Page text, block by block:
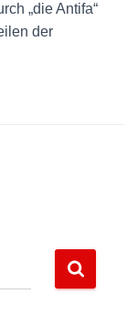
„die Antifa“
der